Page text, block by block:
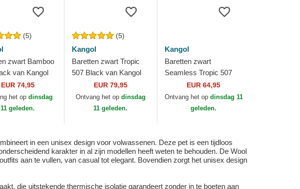
(5)
zwart Bamboo
van Kangol
EUR 74,95
het op dinsdag
11 geleden.
(5)
Kangol
Baretten zwart Tropic
507 Black van Kangol
EUR 79,95
Ontvang het op dinsdag
11 geleden.
Kangol
Baretten zwart
Seamless Tropic 507
Black van Kangol
EUR 64,95
Ontvang het op dinsdag 11
geleden.
in een unisex design voor volwassenen. Deze pet is een tijdloos
karakter in al zijn modellen heeft weten te behouden. De Wool
aan te vullen, van casual tot elegant. Bovendien zorgt het unisex design
die uitstekende thermische isolatie garandeert zonder in te boeten aan